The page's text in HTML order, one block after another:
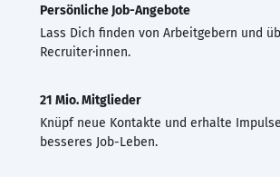
Persönliche Job-Angebote
Lass Dich finden von Arbeitgebern und
Recruiter·innen.
21 Mio. Mitglieder
Knüpf neue Kontakte und erhalte
besseres Job-Leben.